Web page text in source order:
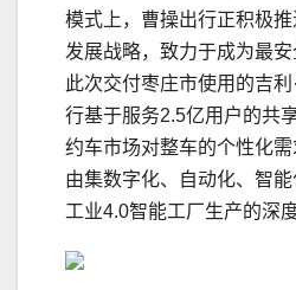
模式上，曹操出行正积极
发展战略，致力于成为最安
此次交付枣庄市使用的吉
行基于服务2.5亿用户的共
约车市场对整车的个性化
由集数字化、自动化、智
工业4.0智能工厂生产的深